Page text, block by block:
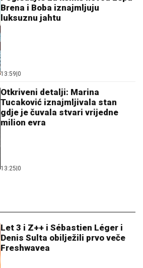
Brena i Boba iznajmljuju
luksuznu jahtu
13:59 0
Otkriveni detalji: Marina
Tucaković iznajmljivala stan
gdje je čuvala stvari vrijedne
milion evra
13:25 0
Let 3 i Z++ i Sébastien Léger i
Denis Sulta obilježili prvo veče
Freshwavea